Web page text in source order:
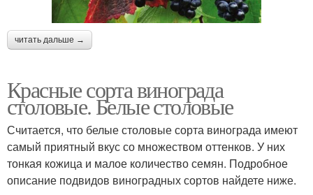
читать дальше →
Красные сорта винограда
столовые. Белые столовые
Считается, что белые столовые сорта винограда имеют
самый приятный вкус со множеством оттенков. У них
тонкая кожица и малое количество семян. Подробное
описание подвидов виноградных сортов найдете ниже.